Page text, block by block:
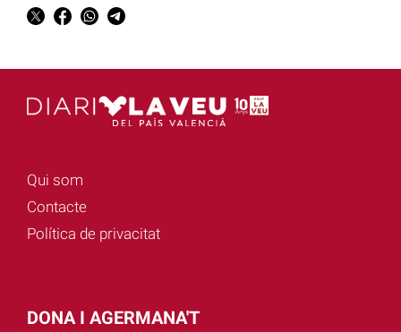
Qui som
Contacte
Política de privacitat
DONA I AGERMANA'T